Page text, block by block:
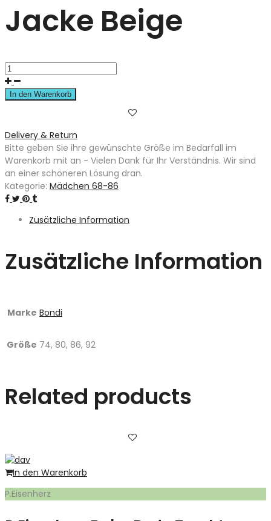
Jacke Beige
In den Warenkorb
Delivery & Return
Bitte geben Sie ihre gewünschte Größe im Bedarfall im
Warenkorb mit an - Vielen Dank für Ihr Verständnis. Wir sind
an einer schöneren Lösung dran.
Kategorie: Mädchen 68-86
Zusätzliche Information
Zusätzliche Information
Marke Bondi
Größe 74, 80, 86, 92
Related products
In den Warenkorb
P.Eisenherz